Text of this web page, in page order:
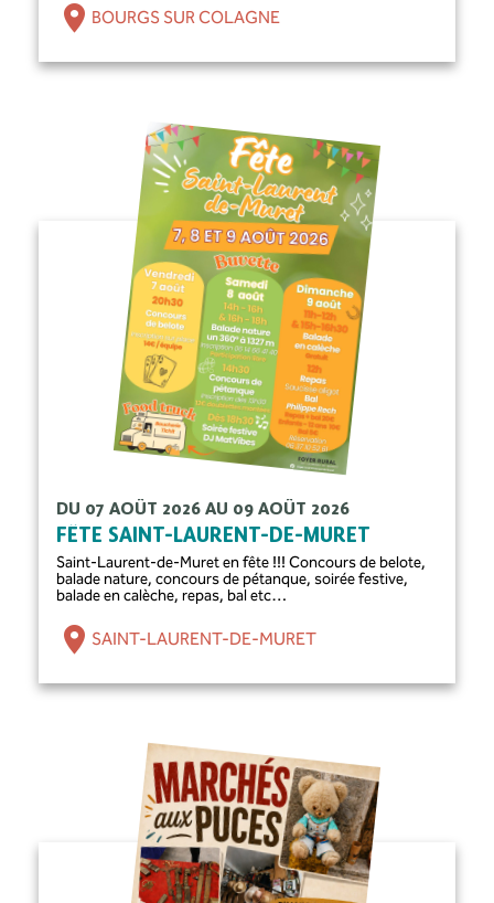
BOURGS SUR COLAGNE
DU 07 AOÛT 2026 AU 09 AOÛT 2026
FÊTE SAINT-LAURENT-DE-MURET
Saint-Laurent-de-Muret en fête !!! Concours de belote,
balade nature, concours de pétanque, soirée festive,
balade en calèche, repas, bal etc…
SAINT-LAURENT-DE-MURET